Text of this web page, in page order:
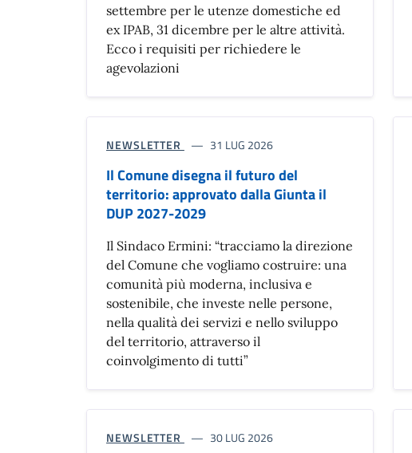
settembre per le utenze domestiche ed
ex IPAB, 31 dicembre per le altre attività.
Ecco i requisiti per richiedere le
agevolazioni
NEWSLETTER 31 LUG 2026
Il Comune disegna il futuro del
territorio: approvato dalla Giunta il
DUP 2027-2029
Il Sindaco Ermini: “tracciamo la direzione
del Comune che vogliamo costruire: una
comunità più moderna, inclusiva e
sostenibile, che investe nelle persone,
nella qualità dei servizi e nello sviluppo
del territorio, attraverso il
coinvolgimento di tutti”
NEWSLETTER 30 LUG 2026